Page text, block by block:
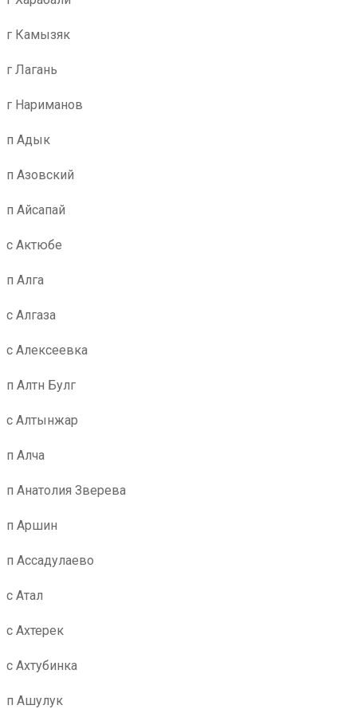
г Камызяк
г Лагань
г Нариманов
п Адык
п Азовский
п Айсапай
с Актюбе
п Алга
с Алгаза
с Алексеевка
п Алтн Булг
с Алтынжар
п Алча
п Анатолия Зверева
п Аршин
п Ассадулаево
с Атал
с Ахтерек
с Ахтубинка
п Ашулук